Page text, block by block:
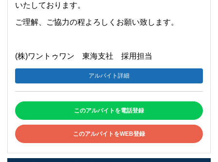
いたしております。
ご理解、ご協力の程よろしくお願い致します。
(株)ワントゥワン 東海支社 採用担当
アルバイト詳細
このアルバイトを電話登録
このアルバイトをWEB登録